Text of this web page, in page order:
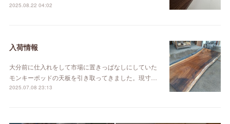
2025.08.22 04:02
入荷情報
大分前に仕入れをして市場に置きっぱなしにしていた
モンキーポッドの天板を引き取ってきました。現寸…
2025.07.08 23:13